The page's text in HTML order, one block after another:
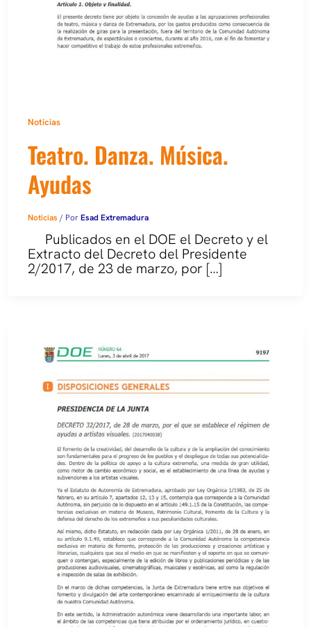
Noticias
Teatro. Danza. Música.
Ayudas
Noticias / PorEsad Extremadura
Publicados en el DOE el Decreto y el
Extracto del Decreto del Presidente
2/2017, de 23 de marzo, por […]